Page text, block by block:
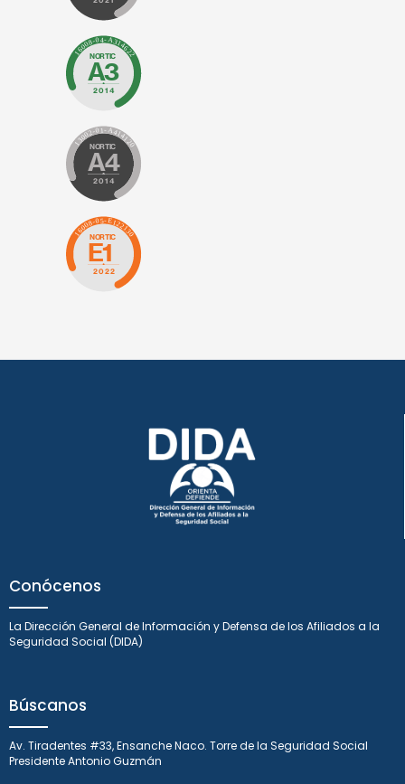
Conócenos
La Dirección General de Información y Defensa de los Afiliados a la
Seguridad Social (DIDA)
Búscanos
Av. Tiradentes #33, Ensanche Naco. Torre de la Seguridad Social
Presidente Antonio Guzmán